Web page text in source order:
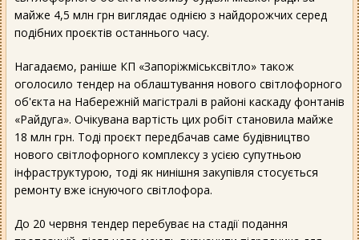
майже 4,5 млн грн виглядає однією з найдорожчих серед
подібних проєктів останнього часу.
Нагадаємо, раніше КП «Запоріжміськсвітло» також
оголосило тендер на облаштування нового світлофорного
об'єкта на Набережній магістралі в районі каскаду фонтанів
«Райдуга». Очікувана вартість цих робіт становила майже
18 млн грн. Тоді проєкт передбачав саме будівництво
нового світлофорного комплексу з усією супутньою
інфраструктурою, тоді як нинішня закупівля стосується
ремонту вже існуючого світлофора.
До 20 червня тендер перебуває на стадії подання